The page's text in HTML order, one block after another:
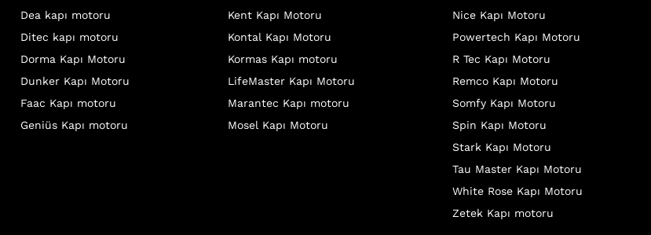
Dea kapı motoru
Ditec kapı motoru
Dorma Kapı Motoru
Dunker Kapı Motoru
Faac Kapı motoru
Geniüs Kapı motoru
Kent Kapı Motoru
Kontal Kapı Motoru
Kormas Kapı motoru
LifeMaster Kapı Motoru
Marantec Kapı motoru
Mosel Kapı Motoru
Nice Kapı Motoru
Powertech Kapı Motoru
R Tec Kapı Motoru
Remco Kapı Motoru
Somfy Kapı Motoru
Spin Kapı Motoru
Stark Kapı Motoru
Tau Master Kapı Motoru
White Rose Kapı Motoru
Zetek Kapı motoru